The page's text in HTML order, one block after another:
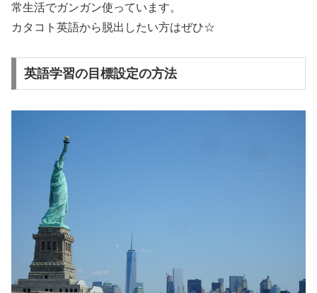
常生活でガンガン使っています。
カタコト英語から脱出したい方はぜひ☆
英語学習の目標設定の方法